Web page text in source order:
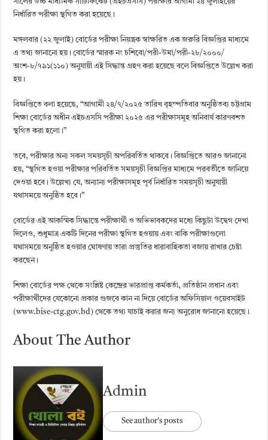
নির্ধারিত পরীক্ষা স্থগিত করা হয়েছে।
মঙ্গলবার (২২ জুলাই) বোর্ডের পরীক্ষা নিয়ন্ত্রক স্বাক্ষরিত এক জরুরি বিজ্ঞপ্তির মাধ্যমে
এ তথ্য জানানো হয়। বোর্ডের স্মারক নং চশিবো/পরী-উমা/পরী-২৮/২০০০/
অংশ-৮/৭৯১(১১০) অনুযায়ী এই সিদ্ধান্ত গ্রহণ করা হয়েছে বলে বিজ্ঞপ্তিতে উল্লেখ করা
হয়।
বিজ্ঞপ্তিতে বলা হয়েছে, “আগামী ২৪/৭/২০২৫ তারিখ বৃহস্পতিবার অনুষ্ঠিতব্য চট্টগ্রাম
শিক্ষা বোর্ডের অধীন এইচএসসি পরীক্ষা ২০২৫ এর পরীক্ষাসমূহ অনিবার্য কারণবশত
স্থগিত করা হলো।”
তবে, পরীক্ষার অন্য সকল সময়সূচী অপরিবর্তিত থাকবে। বিজ্ঞপ্তিতে আরও জানানো
হয়, “স্থগিত হওয়া পরীক্ষার পরিবর্তিত সময়সূচী বিজ্ঞপ্তির মাধ্যমে পরবর্তীতে জানিয়ে
দেওয়া হবে। উল্লেখ্য যে, অন্যান্য পরীক্ষাসমূহ পূর্ব নির্ধারিত সময়সূচী অনুযায়ী
যথাসময়ে অনুষ্ঠিত হবে।”
বোর্ডের এই আকস্মিক সিদ্ধান্তে পরীক্ষার্থী ও অভিভাবকদের মধ্যে কিছুটা উদ্বেগ দেখা
দিলেও, শুধুমাত্র একটি দিনের পরীক্ষা স্থগিত হওয়ায় এবং বাকি পরীক্ষাগুলো
যথাসময়ে অনুষ্ঠিত হওয়ার ঘোষণায় তারা প্রস্তুতির ধারাবাহিকতা বজায় রাখার চেষ্টা
করছেন।
শিক্ষা বোর্ডের পক্ষ থেকে সংশ্লিষ্ট কেন্দ্রের ভারপ্রাপ্ত কর্মকর্তা, প্রতিষ্ঠান প্রধান এবং
পরীক্ষার্থীদের যেকোনো প্রকার গুজবে কান না দিয়ে বোর্ডের অফিসিয়াল ওয়েবসাইট
(www.bise-ctg.gov.bd) থেকে তথ্য যাচাই করার জন্য অনুরোধ জানানো হয়েছে।
About The Author
Admin
See author's posts